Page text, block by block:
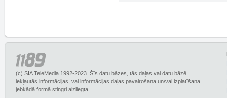
(c) SIA TeleMedia 1992-2023. Šīs datu bāzes, tās daļas vai datu bāzē
iekļautās informācijas, vai informācijas daļas pavairošana un/vai izplatīšana
jebkādā formā stingri aizliegta.